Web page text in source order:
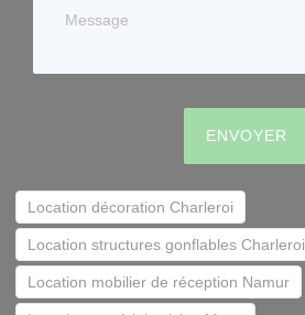
ENVOYER
Location décoration Charleroi
Location structures gonflables Charleroi
Location mobilier de réception Namur